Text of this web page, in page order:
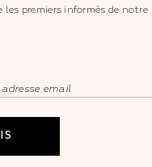
premiers informés de notre